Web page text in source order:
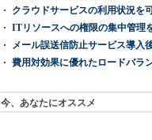
クラウドサービスの利用状況を
ITリソースへの権限の集中管理
メール誤送信防止サービス導入
費用対効果に優れたロードバラ
今、あなたにオススメ